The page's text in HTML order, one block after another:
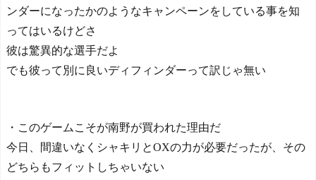
ンダーになったかのようなキャンペーンをしている事を知
ってはいるけどさ
彼は驚異的な選手だよ
でも彼って別に良いディフィンダーって訳じゃ無い
・このゲームこそが南野が買われた理由だ
今日、間違いなくシャキリとOXの力が必要だったが、その
どちらもフィットしちゃいない